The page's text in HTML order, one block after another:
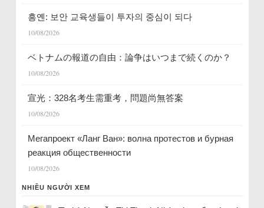
흥옌: 보안 교육생들이 투자의 중심이 되다
10/08/2026
ベトナムの報道の自由：論争はいつまで続くのか？
10/08/2026
宣光：328名考生需重考，問題尚無答案
10/08/2026
Мегапроект «Ланг Ван»: волна протестов и бурная
реакция общественности
10/08/2026
NHIỀU NGƯỜI XEM